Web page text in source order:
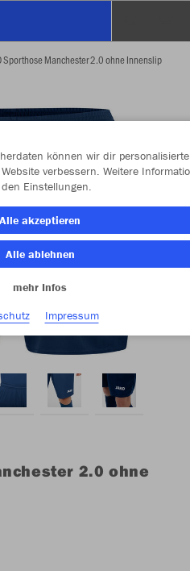
Sporthose Manchester 2.0 ohne Innenslip
2.0 ohne
können wir dir personalisierte
verbessern. Weitere
Einstellungen.
Alle akzeptieren
Alle ablehnen
mehr Infos
Impressum